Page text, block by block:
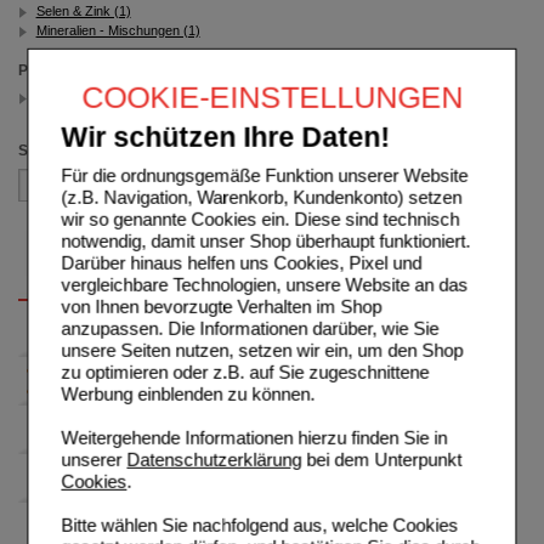
COOKIE-EINSTELLUNGEN
Wir schützen Ihre Daten!
Für die ordnungsgemäße Funktion unserer Website
(z.B. Navigation, Warenkorb, Kundenkonto) setzen
wir so genannte Cookies ein. Diese sind technisch
notwendig, damit unser Shop überhaupt funktioniert.
Darüber hinaus helfen uns Cookies, Pixel und
vergleichbare Technologien, unsere Website an das
von Ihnen bevorzugte Verhalten im Shop
anzupassen. Die Informationen darüber, wie Sie
unsere Seiten nutzen, setzen wir ein, um den Shop
zu optimieren oder z.B. auf Sie zugeschnittene
Werbung einblenden zu können.
Weitergehende Informationen hierzu finden Sie in
unserer Datenschutzerklärungbei dem Unterpunkt
Cookies.
Bitte wählen Sie nachfolgend aus, welche Cookies
Selen & Zink (1)
Mineralien - Mischungen (1)
Packungsgröße
(auswahl entfernen)
Sortieren nach